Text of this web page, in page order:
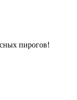
пирогов!